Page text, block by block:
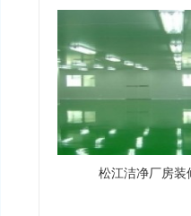
松江洁净厂房装